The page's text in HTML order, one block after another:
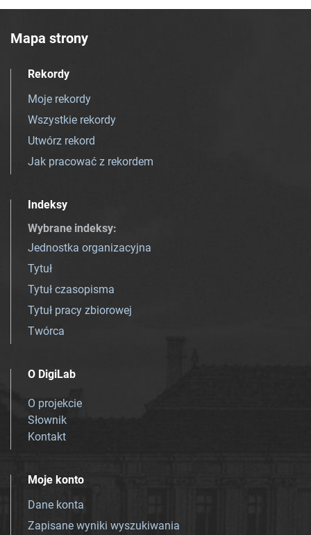
Mapa strony
Rekordy
Moje rekordy
Wszystkie rekordy
Utwórz rekord
Jak pracować z rekordem
Indeksy
Wybrane indeksy:
Jednostka organizacyjna
Tytuł
Tytuł czasopisma
Tytuł pracy zbiorowej
Twórca
O DigiLab
O projekcie
Słownik
Kontakt
Moje konto
Dane konta
Zapisane wyniki wyszukiwania